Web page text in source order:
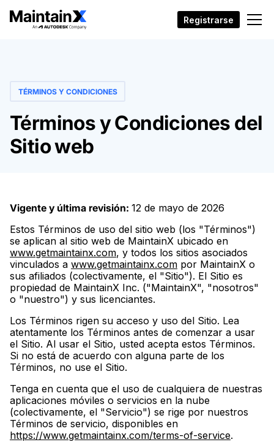
Registrarse
TÉRMINOS Y CONDICIONES
Términos y Condiciones del
Sitio web
Vigente y última revisión: 12 de mayo de 2026
Estos Términos de uso del sitio web (los "Términos")
se aplican al sitio web de MaintainX ubicado en
www.getmaintainx.com, y todos los sitios asociados
vinculados a www.getmaintainx.com por MaintainX o
sus afiliados (colectivamente, el "Sitio"). El Sitio es
propiedad de MaintainX Inc. ("MaintainX", "nosotros"
o "nuestro") y sus licenciantes.
Los Términos rigen su acceso y uso del Sitio. Lea
atentamente los Términos antes de comenzar a usar
el Sitio. Al usar el Sitio, usted acepta estos Términos.
Si no está de acuerdo con alguna parte de los
Términos, no use el Sitio.
Tenga en cuenta que el uso de cualquiera de nuestras
aplicaciones móviles o servicios en la nube
(colectivamente, el "Servicio") se rige por nuestros
Términos de servicio, disponibles en
https://www.getmaintainx.com/terms-of-service.